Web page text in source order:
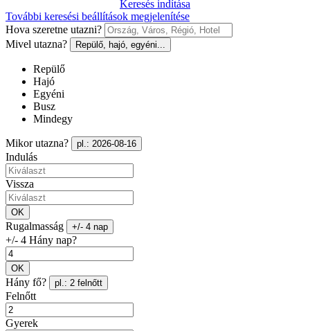
Keresés indítása
További keresési beállítások megjelenítése
Hova szeretne utazni?
Mivel utazna?
Repülő, hajó, egyéni...
Repülő
Hajó
Egyéni
Busz
Mindegy
Mikor utazna? pl.: 2026-08-16
Indulás
Vissza
OK
Rugalmasság +/- 4 nap
+/- 4 Hány nap?
OK
Hány fő? pl.: 2 felnőtt
Felnőtt
Gyerek